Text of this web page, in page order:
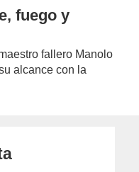
fuego y
fallero Manolo
alcance con la